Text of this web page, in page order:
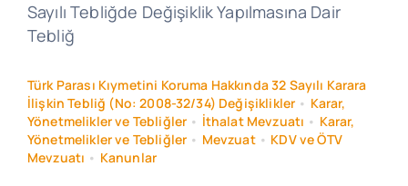
Sayılı Tebliğde Değişiklik Yapılmasına Dair
Tebliğ
Türk Parası Kıymetini Koruma Hakkında 32 Sayılı Karara
İlişkin Tebliğ (No: 2008-32/34) Değişiklikler • Karar,
Yönetmelikler ve Tebliğler • İthalat Mevzuatı • Karar,
Yönetmelikler ve Tebliğler • Mevzuat• KDV ve ÖTV
Mevzuatı • Kanunlar